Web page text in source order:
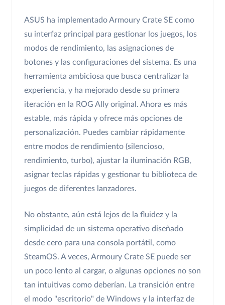
ASUS ha implementado Armoury Crate SE como
su interfaz principal para gestionar los juegos, los
modos de rendimiento, las asignaciones de
botones y las configuraciones del sistema. Es una
herramienta ambiciosa que busca centralizar la
experiencia, y ha mejorado desde su primera
iteración en la ROG Ally original. Ahora es más
estable, más rápida y ofrece más opciones de
personalización. Puedes cambiar rápidamente
entre modos de rendimiento (silencioso,
rendimiento, turbo), ajustar la iluminación RGB,
asignar teclas rápidas y gestionar tu biblioteca de
juegos de diferentes lanzadores.
No obstante, aún está lejos de la fluidez y la
simplicidad de un sistema operativo diseñado
desde cero para una consola portátil, como
SteamOS. A veces, Armoury Crate SE puede ser
un poco lento al cargar, o algunas opciones no son
tan intuitivas como deberían. La transición entre
el modo "escritorio" de Windows y la interfaz de